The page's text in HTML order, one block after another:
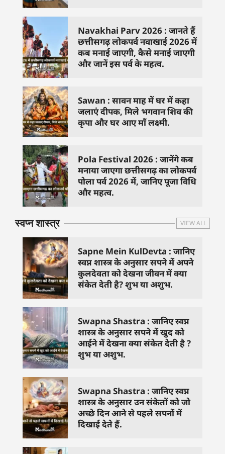
Navakhai Parv 2026 : जानते हैं
छत्तीसगढ़ लोकपर्व नवाखाई 2026 में
कब मनाई जाएगी, कैसे मनाई जाएगी
और जानें इस पर्व के महत्व.
Sawan : सावन माह में घर में कहा
जलाएं दीपक, मिले भगवान शिव की
कृपा और घर आए माँ लक्ष्मी.
Pola Festival 2026 : जानेंगे कब
मनाया जाएगा छत्तीसगढ़ का लोकपर्व
पोला पर्व 2026 में, जानिए पूजा विधि
और महत्व.
स्वप्न शास्त्र VIEW ALL
Sapne Mein KulDevta : जानिए
स्वप्न शास्त्र के अनुसार सपने में अपने
कुलदेवता को देखना जीवन में क्या
संकेत देती है? शुभ या अशुभ.
Swapna Shastra : जानिए स्वप्न
शास्त्र के अनुसार सपने में खुद को
आईने में देखना क्या संकेत देती है ?
शुभ या अशुभ.
Swapna Shastra : जानिए स्वप्न
शास्त्र के अनुसार उन संकेतों को जो
अच्छे दिन आने से पहले सपनों में
दिखाई देते हैं.